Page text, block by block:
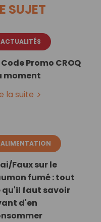
SUJET
ACTUALITÉS
Code Promo CROQ
moment
la suite
ALIMENTATION
Faux sur le
fumé : tout
qu'il faut savoir
d'en